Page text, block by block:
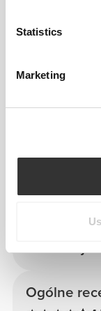
Statistics
Marketing
Ogólne